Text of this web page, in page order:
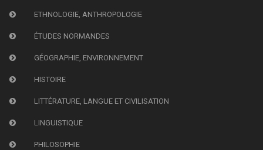
ETHNOLOGIE, ANTHROPOLOGIE
ÉTUDES NORMANDES
GÉOGRAPHIE, ENVIRONNEMENT
HISTOIRE
LITTÉRATURE, LANGUE ET CIVILISATION
LINGUISTIQUE
PHILOSOPHIE